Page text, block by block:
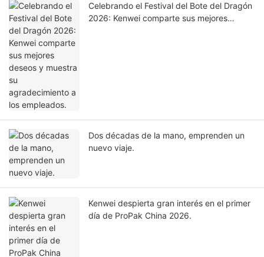
Celebrando el Festival del Bote del Dragón
2026: Kenwei comparte sus mejores
Dos décadas de la mano, emprenden un
nuevo viaje.
Kenwei despierta gran interés en el primer
día de ProPak China 2026.